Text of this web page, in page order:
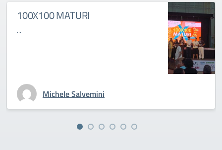
100X100 MATURI
...
Michele Salvemini